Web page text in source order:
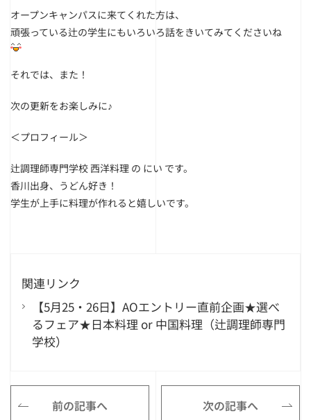
オープンキャンパスに来てくれた方は、
頑張っている辻の学生にもいろいろ話をきいてみてくださいね
それでは、また！
次の更新をお楽しみに♪
＜プロフィール＞
辻調理師専門学校 西洋料理 の にい です。
香川出身、うどん好き！
学生が上手に料理が作れると嬉しいです。
関連リンク
【5月25・26日】AOエントリー直前企画★選べ
るフェア★日本料理 or 中国料理（辻調理師専門
学校）
前の記事へ 次の記事へ